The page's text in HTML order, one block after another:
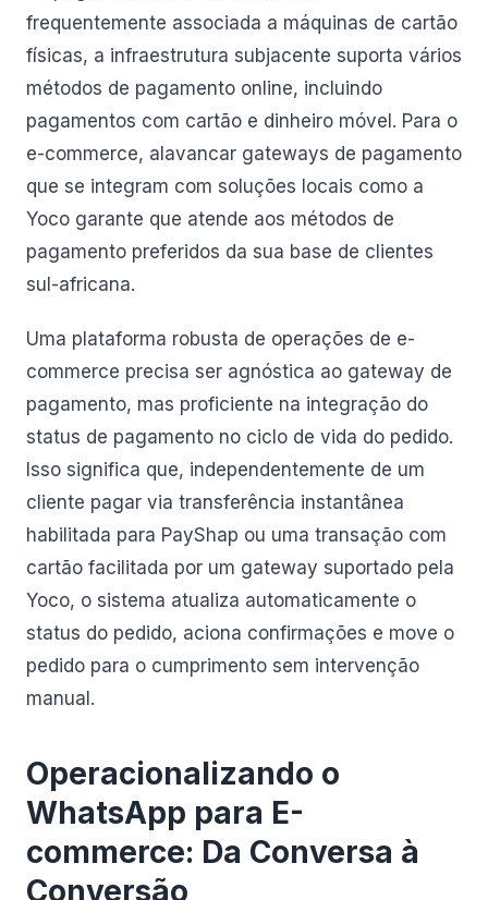
frequentemente associada a máquinas de cartão
físicas, a infraestrutura subjacente suporta vários
métodos de pagamento online, incluindo
pagamentos com cartão e dinheiro móvel. Para o
e-commerce, alavancar gateways de pagamento
que se integram com soluções locais como a
Yoco garante que atende aos métodos de
pagamento preferidos da sua base de clientes
sul-africana.
Uma plataforma robusta de operações de e-
commerce precisa ser agnóstica ao gateway de
pagamento, mas proficiente na integração do
status de pagamento no ciclo de vida do pedido.
Isso significa que, independentemente de um
cliente pagar via transferência instantânea
habilitada para PayShap ou uma transação com
cartão facilitada por um gateway suportado pela
Yoco, o sistema atualiza automaticamente o
status do pedido, aciona confirmações e move o
pedido para o cumprimento sem intervenção
manual.
Operacionalizando o
WhatsApp para E-
commerce: Da Conversa à
Conversão